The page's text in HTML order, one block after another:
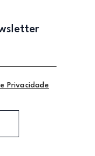
Privacidade